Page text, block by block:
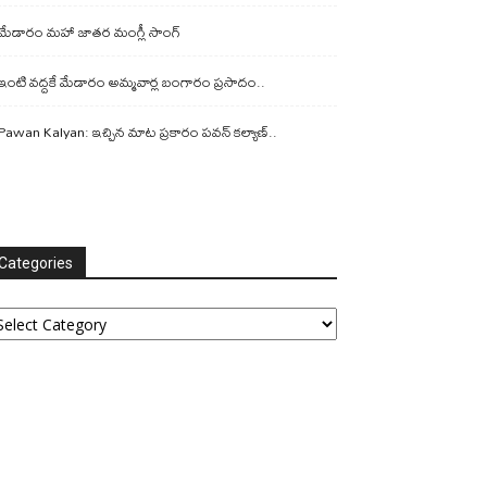
మహా జాతర మంగ్లీ సాంగ్
వద్దకే మేడారం అమ్మవార్ల బంగారం ప్రసాదం..
Kalyan: ఇచ్చిన మాట ప్రకారం పవన్ కల్యాణ్..